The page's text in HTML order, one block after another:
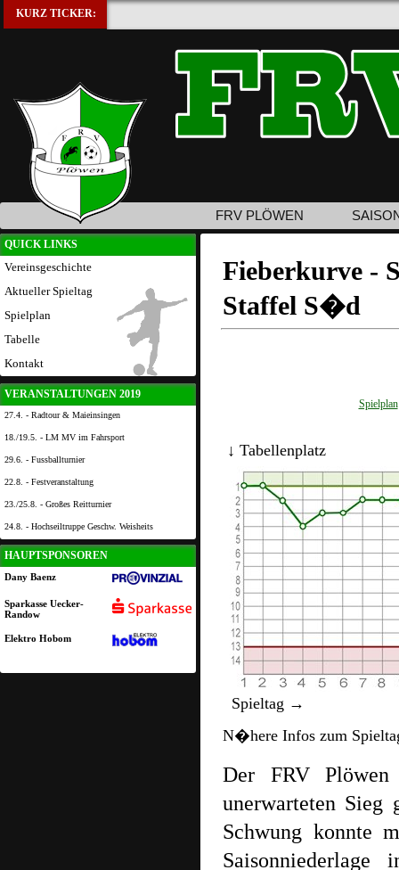
KURZ TICKER:
FRV PLÖWEN
QUICK LINKS
Vereinsgeschichte
Aktueller Spieltag
Spielplan
Tabelle
Kontakt
VERANSTALTUNGEN 2019
27.4. - Radtour & Maieinsingen
18./19.5. - LM MV im Fahrsport
29.6. - Fussballturnier
22.8. - Festveranstaltung
23./25.8. - Großes Reitturnier
24.8. - Hochseiltruppe Geschw. Weisheits
HAUPTSPONSOREN
Dany Baenz
Sparkasse Uecker-
Randow
Elektro Hobom
Fieberkurve -
Staffel S�d
Spielplan
↓ Tabellenplatz
Spieltag →
N�here Infos zum
Der FRV
unerwarteten
Schwung konnte